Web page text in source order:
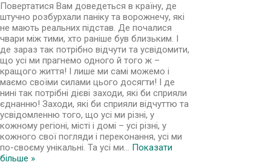
Повертатися Вам доведеться в країну, де
штучно розбурхали паніку та ворожнечу, які
не мають реальних підстав. Де почалися
чвари між тими, хто раніше був близьким. І
де зараз так потрібно відчути та усвідомити,
що усі ми прагнемо одного й того ж –
кращого життя! І лише ми самі можемо і
маємо своїми силами цього досягти! І де
нині так потрібні дієві заходи, які би сприяли
єднанню! Заходи, які би сприяли відчуттю та
усвідомленню того, що усі ми різні, у
кожному регіоні, місті і домі – усі різні, у
кожного свої погляди і переконання, усі ми
по-своєму унікальні. Та усі ми… Показати
більше »